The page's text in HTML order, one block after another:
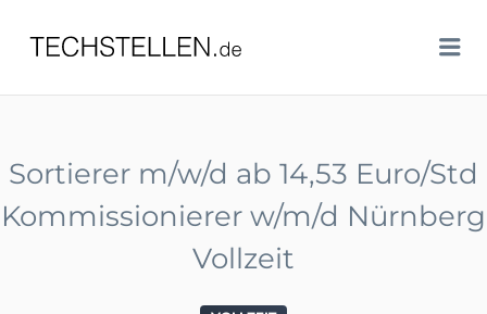
TECHSTELLEN.DE
Sortierer m/w/d ab 14,53 Euro/Std
Kommissionierer w/m/d Nürnberg
Vollzeit